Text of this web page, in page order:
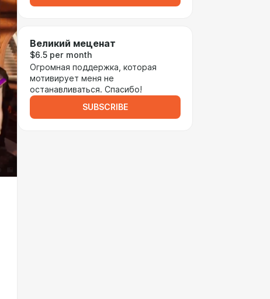
Великий меценат
$6.5 per month
Огромная поддержка, которая
мотивирует меня не
останавливаться. Спасибо!
SUBSCRIBE